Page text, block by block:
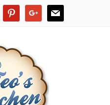
pinterestgoogle mail